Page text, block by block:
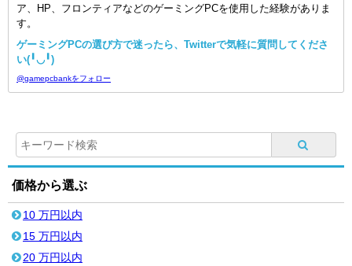
ア、HP、フロンティアなどのゲーミングPCを使用した経験がありま
す。
ゲーミングPCの選び方で迷ったら、Twitterで気軽に質問してくださ
い(╹◡╹)
@gamepcbankをフォロー
価格から選ぶ
10 万円以内
15 万円以内
20 万円以内